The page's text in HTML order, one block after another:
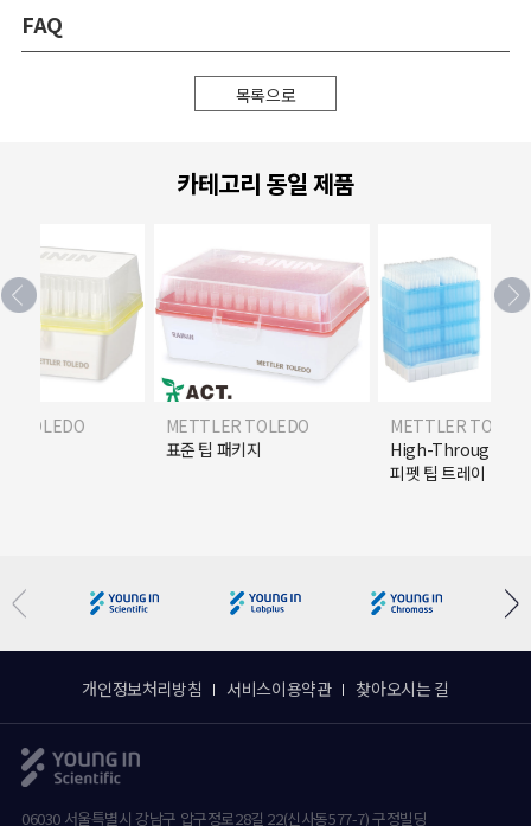
FAQ
목록으로
카테고리 동일 제품
TOLEDO
METTLER TOLEDO
표준 팁 패키지
METTLER
High-Throughput
피펫 팁 트레이
개인정보처리방침 서비스이용약관 찾아오시는 길
06030 서울특별시 강남구 압구정로28길 22(신사동577-7) 구정빌딩